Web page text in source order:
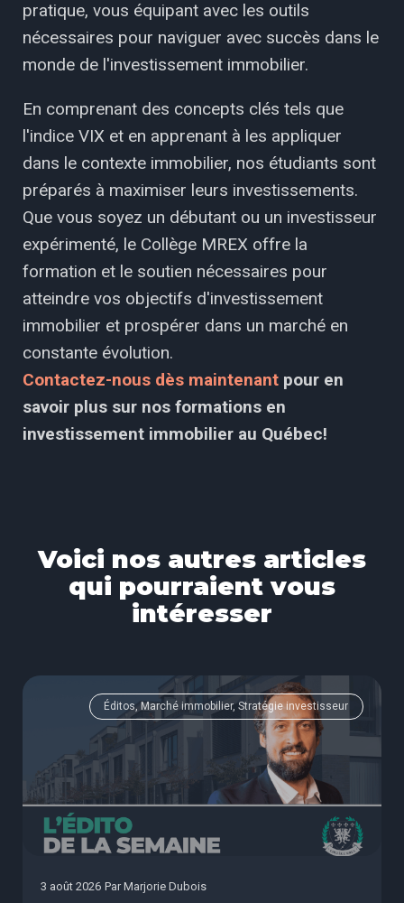
pratique, vous équipant avec les outils
nécessaires pour naviguer avec succès dans le
monde de l'investissement immobilier.
En comprenant des concepts clés tels que
l'indice VIX et en apprenant à les appliquer
dans le contexte immobilier, nos étudiants sont
préparés à maximiser leurs investissements.
Que vous soyez un débutant ou un investisseur
expérimenté, le Collège MREX offre la
formation et le soutien nécessaires pour
atteindre vos objectifs d'investissement
immobilier et prospérer dans un marché en
constante évolution.
Contactez-nous dès maintenant pour en
savoir plus sur nos formations en
investissement immobilier au Québec!
Voici nos autres articles
qui pourraient vous
intéresser
Éditos, Marché immobilier, Stratégie investisseur
3 août 2026 Par Marjorie Dubois